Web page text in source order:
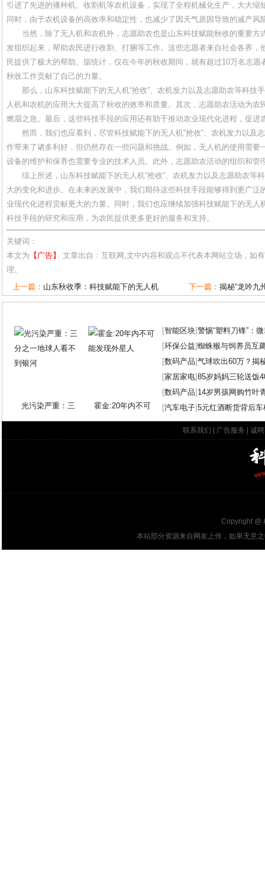
引进了先进的播种机、收割机等农机设备，实现了全程机械化生产，大大缩
同时，由于农机设备的高效率和稳定性，也减少了因天气原因导致的减产风
当然，除了无人机和农机外，志愿助农也是山东科技赋能秋收的重要方
发组织起来，帮助农民进行收割、打捆等工作。这些志愿者来自社会各界，
民提供了极大的帮助。据统计，仅在今年的秋收期间，就有超过10万名志
秋收工作贡献了自己的力量。
那么，山东科技赋能下的无人机“抢收”、农机发力以及志愿助农等科技
人机和农机的应用大大提高了秋收的效率和质量。其次，志愿助农活动为农
燃眉之急。最后，这些科技手段的应用还有助于推动农业现代化进程，促进
然而，我们也应看到，尽管科技赋能下的无人机“抢收”、农机发力以及
作带来了诸多利好，但仍然存在一些问题和挑战。例如，无人机的使用需要
设备的维护和保养也需要专业的技术人员。此外，志愿助农活动的组织和管
综上所述，山东科技赋能下的无人机“抢收”、农机发力以及志愿助农等
大的变化和进步。在未来的发展中，我们期待这些科技手段能够得到更广泛
业现代化进程贡献更大的力量。同时，我们也应继续加强科技赋能下的无人
科技手段的研究和应用，为农民提供更多更好的服务和支持。
关键词：
本文为 【广告】
文章出自：互联网,文中内容和观点不代表本网站立场，如
理。
上一篇： 山东秋收季：科技赋能下的无人机 下一篇： 揭秘“龙吟九
光污染严重：三 霍金:20年内不可
[智能区块]警惕“塑料刀锋”：
[环保公益]蜘蛛猴与饲养员互
[数码产品]气球吹出60万？揭
[家居家电]85岁妈妈三轮送饭
[数码产品] 14岁男孩网购竹叶
[汽车电子]5元红酒断货背后
联系我们 广告服务 诚
Copyright @
本站部分资源来自网友上传，如果无意